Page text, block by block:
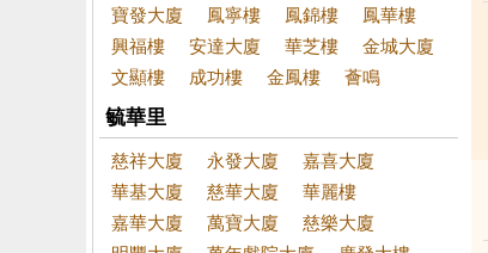
寶發大廈
鳳寧樓 鳳錦樓
鳳華樓
興福樓
安達大廈 華芝樓
金城大廈
文顯樓
成功樓 金鳳樓 薈鳴
毓華里
慈祥大廈 永發大廈
嘉喜大廈
華基大廈
慈華大廈
華麗樓
嘉華大廈
萬寶大廈
慈樂大廈